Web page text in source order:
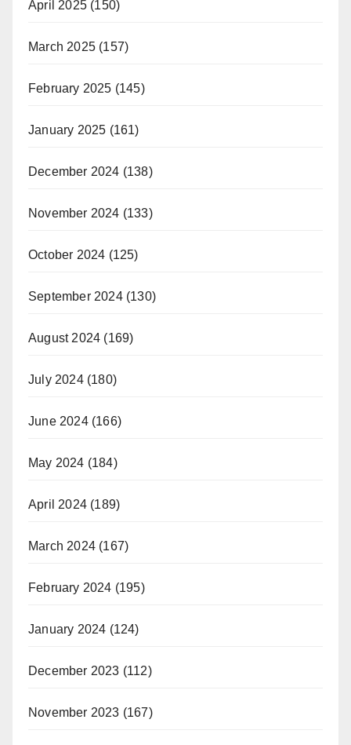
April 2025 (150)
March 2025 (157)
February 2025 (145)
January 2025 (161)
December 2024 (138)
November 2024 (133)
October 2024 (125)
September 2024(130)
August 2024 (169)
July 2024(180)
June 2024(166)
May 2024 (184)
April 2024 (189)
March 2024 (167)
February 2024 (195)
January 2024 (124)
December 2023 (112)
November 2023 (167)